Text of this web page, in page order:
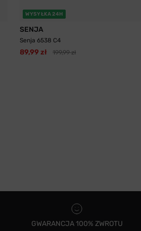
WYSYŁKA 24H
SENJA
Senja 6538 C4
89,99 zł 199,99 zł
GWARANCJA 100% ZWROTU